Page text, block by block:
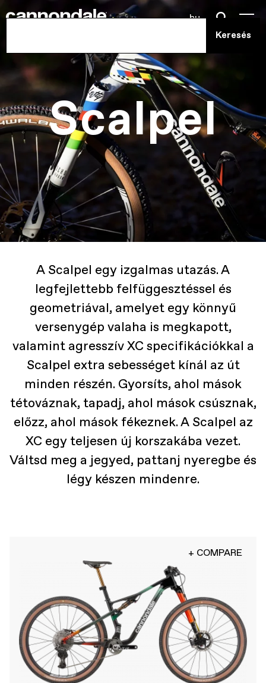
Scalpel
hu
A Scalpel egy izgalmas utazás. A
legfejlettebb felfüggesztéssel és
geometriával, amelyet egy könnyű
versenygép valaha is megkapott,
valamint agresszív XC specifikációkkal a
Scalpel extra sebességet kínál az út
minden részén. Gyorsíts, ahol mások
tétováznak, tapadj, ahol mások csúsznak,
előzz, ahol mások fékeznek. A Scalpel az
XC egy teljesen új korszakába vezet.
Váltsd meg a jegyed, pattanj nyeregbe és
légy készen mindenre.
+ COMPARE